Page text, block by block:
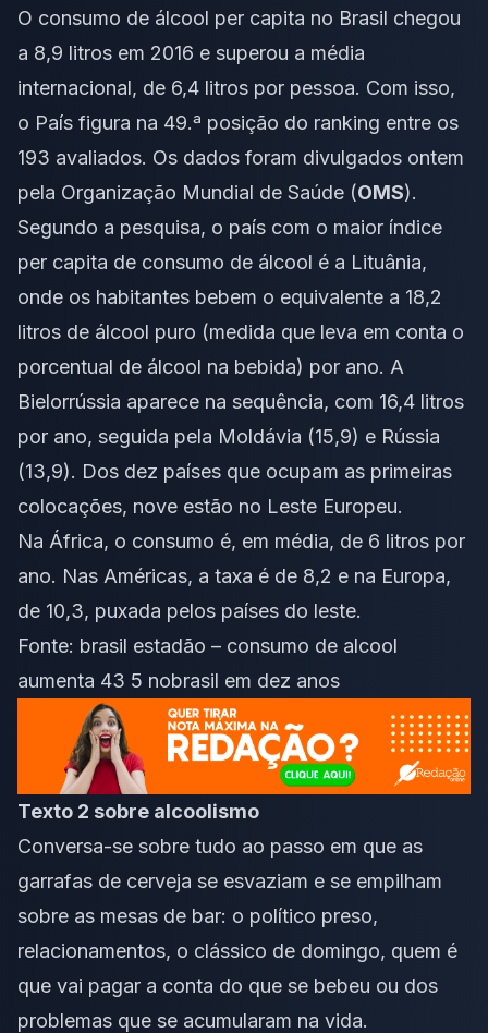
O consumo de álcool per capita no Brasil chegou
a 8,9 litros em 2016 e superou a média
internacional, de 6,4 litros por pessoa. Com isso,
o País figura na 49.ª posição do ranking entre os
193 avaliados. Os dados foram divulgados ontem
pela Organização Mundial de Saúde (OMS).
Segundo a pesquisa, o país com o maior índice
per capita de consumo de álcool é a Lituânia,
onde os habitantes bebem o equivalente a 18,2
litros de álcool puro (medida que leva em conta o
porcentual de álcool na bebida) por ano. A
Bielorrússia aparece na sequência, com 16,4 litros
por ano, seguida pela Moldávia (15,9) e Rússia
(13,9). Dos dez países que ocupam as primeiras
colocações, nove estão no Leste Europeu.
Na África, o consumo é, em média, de 6 litros por
ano. Nas Américas, a taxa é de 8,2 e na Europa,
de 10,3, puxada pelos países do leste.
Fonte: brasil estadão – consumo de alcool
aumenta 43 5 nobrasil em dez anos
Texto 2 sobre alcoolismo
Conversa-se sobre tudo ao passo em que as
garrafas de cerveja se esvaziam e se empilham
sobre as mesas de bar: o político preso,
relacionamentos, o clássico de domingo, quem é
que vai pagar a conta do que se bebeu ou dos
problemas que se acumularam na vida.